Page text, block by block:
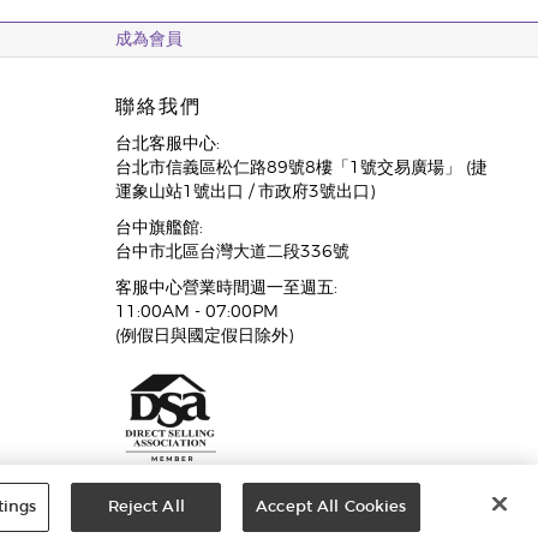
成為會員
聯絡我們
台北客服中心:
台北市信義區松仁路89號8樓「1號交易廣場」 (捷
運象山站1號出口 / 市政府3號出口)
台中旗艦館:
台中市北區台灣大道二段336號
客服中心營業時間週一至週五:
11:00AM - 07:00PM
(例假日與國定假日除外)
Reject All Accept All Cookies